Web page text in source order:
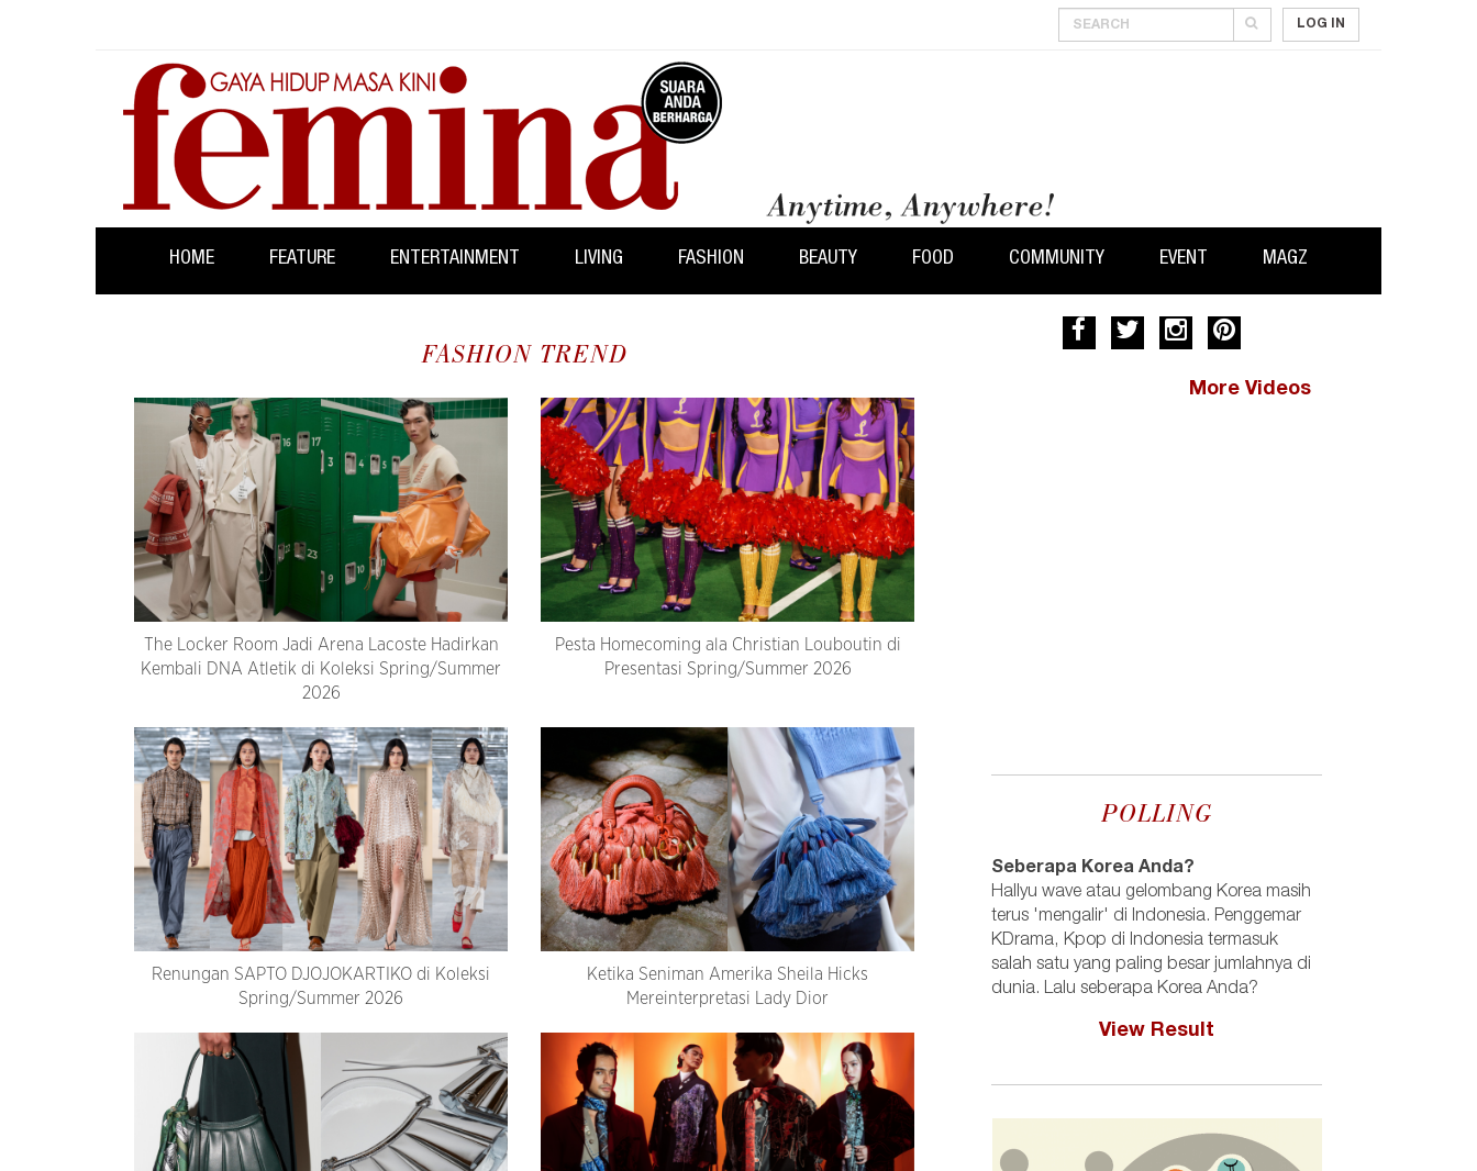
LOG IN
HOME FEATURE ENTERTAINMENT LIVING FASHION BEAUTY FOOD COMMUNITY EVENT MAGZ
FASHION TREND
The Locker Room Jadi Arena Lacoste Hadirkan
Kembali DNA Atletik di Koleksi Spring/Summer
2026
Pesta Homecoming ala Christian Louboutin di
Presentasi Spring/Summer 2026
Renungan SAPTO DJOJOKARTIKO di Koleksi
Spring/Summer 2026
Ketika Seniman Amerika Sheila Hicks
Mereinterpretasi Lady Dior
More Videos
POLLING
Seberapa Korea Anda?
Hallyu wave atau gelombang Korea masih
terus 'mengalir' di Indonesia. Penggemar
KDrama, Kpop di Indonesia termasuk
salah satu yang paling besar jumlahnya di
dunia. Lalu seberapa Korea Anda?
View Result